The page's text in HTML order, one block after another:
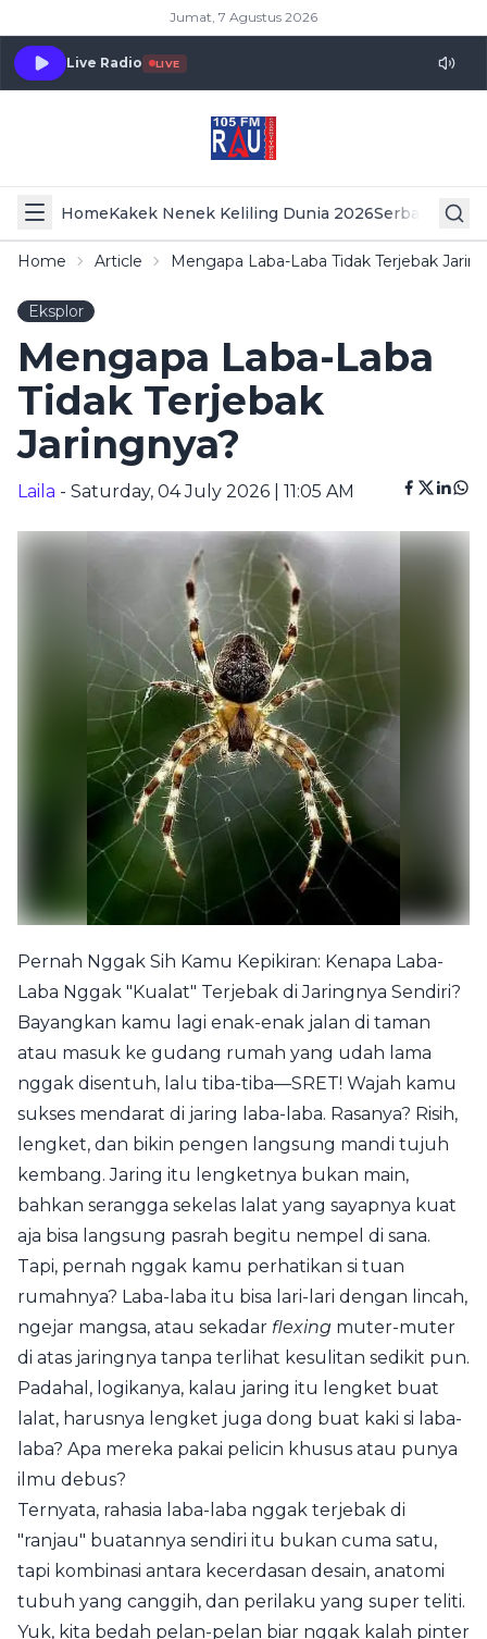
Jumat, 7 Agustus 2026
Live Radio LIVE
HomeKakek Nenek Keliling Dunia 2026Serba Serbi
Home Article Mengapa Laba-Laba Tidak Terjebak
Eksplor
Mengapa Laba-Laba
Tidak Terjebak
Jaringnya?
Laila - Saturday, 04 July 2026 | 11:05 AM
Pernah Nggak Sih Kamu Kepikiran: Kenapa Laba-
Laba Nggak "Kualat" Terjebak di Jaringnya Sendiri?
Bayangkan kamu lagi enak-enak jalan di taman
atau masuk ke gudang rumah yang udah lama
nggak disentuh, lalu tiba-tiba—SRET! Wajah kamu
sukses mendarat di jaring laba-laba. Rasanya? Risih,
lengket, dan bikin pengen langsung mandi tujuh
kembang. Jaring itu lengketnya bukan main,
bahkan serangga sekelas lalat yang sayapnya kuat
aja bisa langsung pasrah begitu nempel di sana.
Tapi, pernah nggak kamu perhatikan si tuan
rumahnya? Laba-laba itu bisa lari-lari dengan lincah,
ngejar mangsa, atau sekadar flexing muter-muter
di atas jaringnya tanpa terlihat kesulitan sedikit pun.
Padahal, logikanya, kalau jaring itu lengket buat
lalat, harusnya lengket juga dong buat kaki si laba-
laba? Apa mereka pakai pelicin khusus atau punya
ilmu debus?
Ternyata, rahasia laba-laba nggak terjebak di
"ranjau" buatannya sendiri itu bukan cuma satu,
tapi kombinasi antara kecerdasan desain, anatomi
tubuh yang canggih, dan perilaku yang super teliti.
Yuk, kita bedah pelan-pelan biar nggak kalah pinter